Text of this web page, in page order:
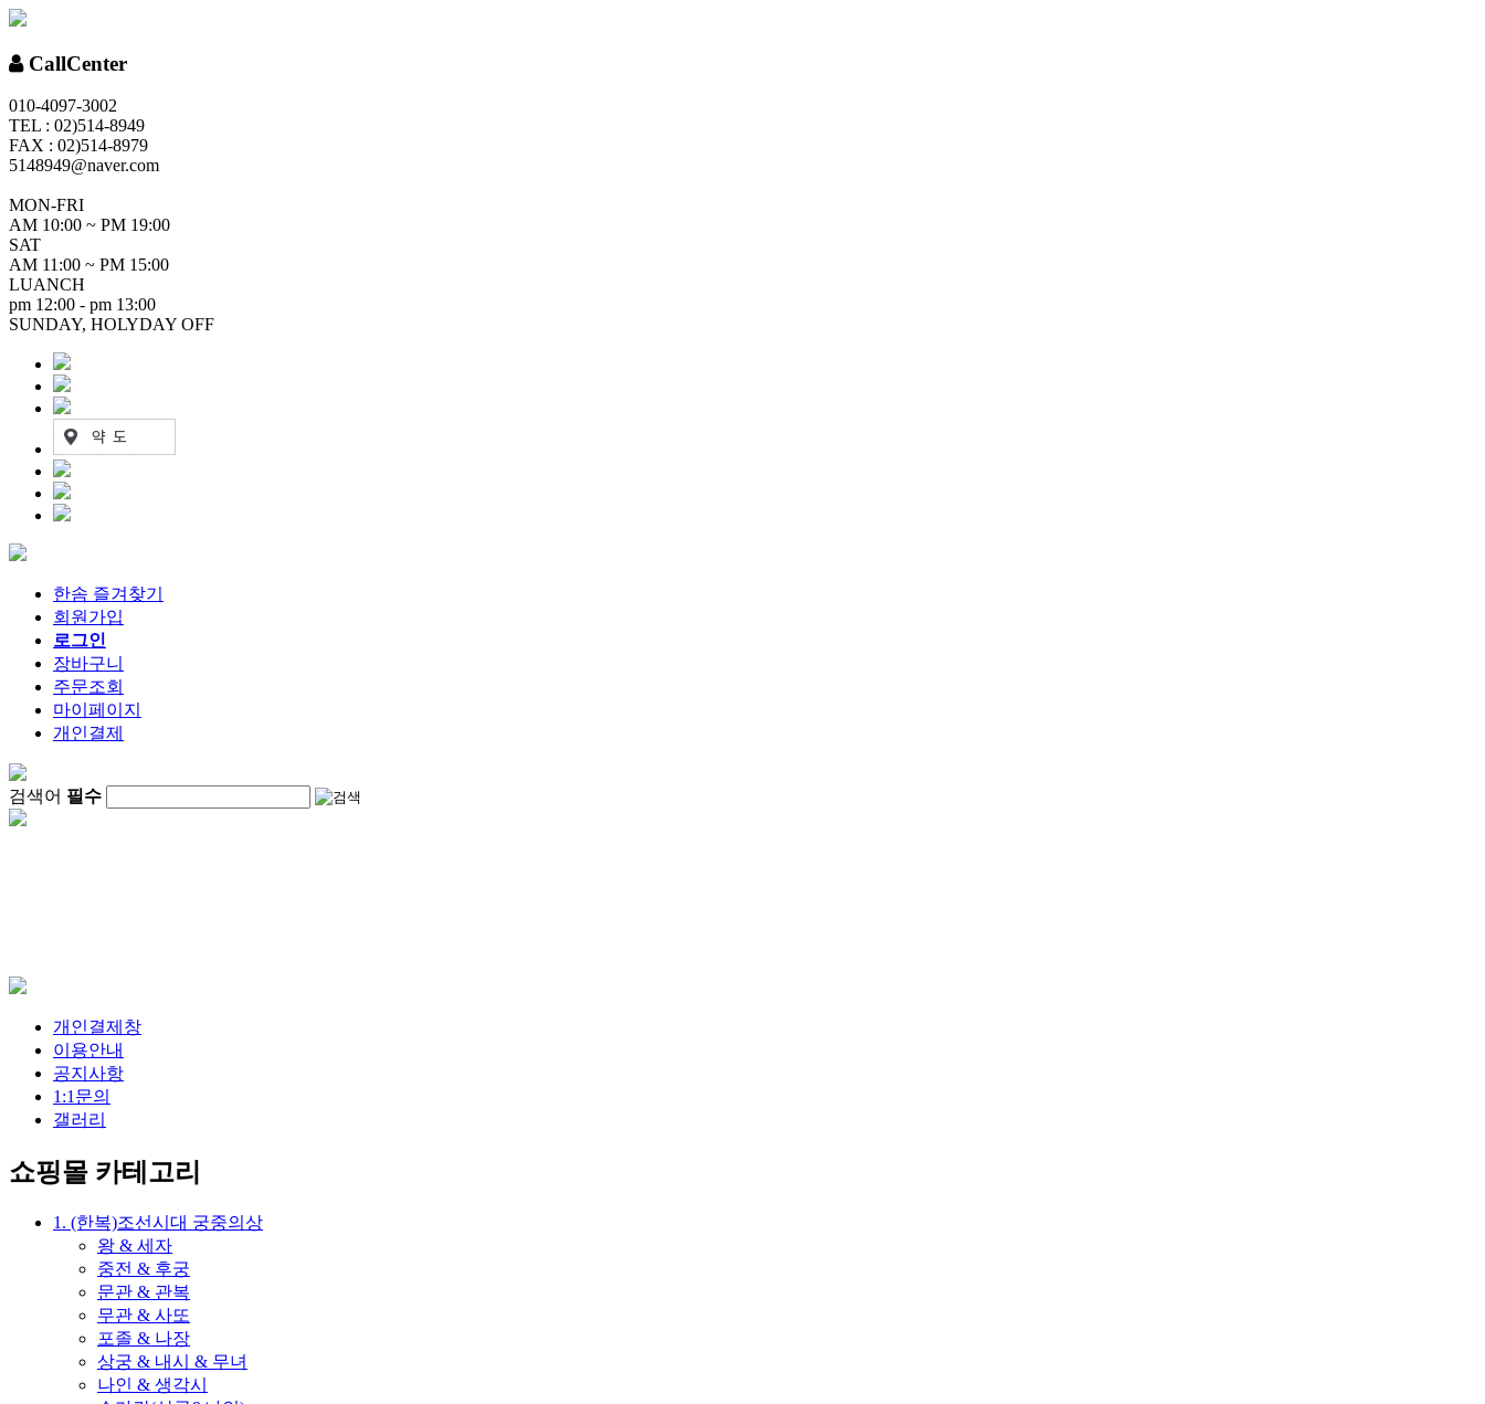
CallCenter
010-4097-3002
TEL : 02)514-8949
FAX : 02)514-8979
5148949@naver.com
MON-FRI
AM 10:00 ~ PM 19:00
SAT
AM 11:00 ~ PM 15:00
LUANCH
pm 12:00 - pm 13:00
SUNDAY, HOLYDAY OFF
한솜 즐겨찾기
회원가입
로그인
장바구니
주문조회
마이페이지
개인결제
검색어 필수
개인결제창
이용안내
공지사항
1:1문의
갤러리
쇼핑몰 카테고리
1. (한복)조선시대 궁중의상
왕 & 세자
중전 & 후궁
문관 & 관복
무관 & 사또
포졸 & 나장
상궁 & 내시 & 무녀
나인 & 생각시